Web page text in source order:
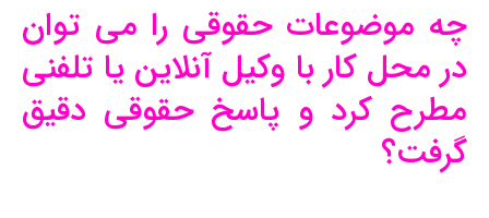
چه موضوعات حقوقی را می توان
در محل کار با وکیل آنلاین یا تلفنی
مطرح کرد و پاسخ حقوقی دقیق
گرفت؟